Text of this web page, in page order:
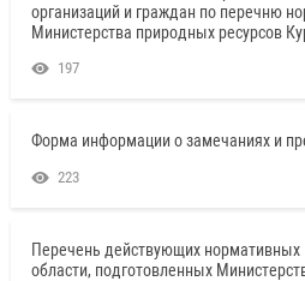
организаций и граждан по перечню
Министерства природных ресурсов
197
Форма информации о замечаниях и
223
Перечень действующих нормативных
области, подготовленных